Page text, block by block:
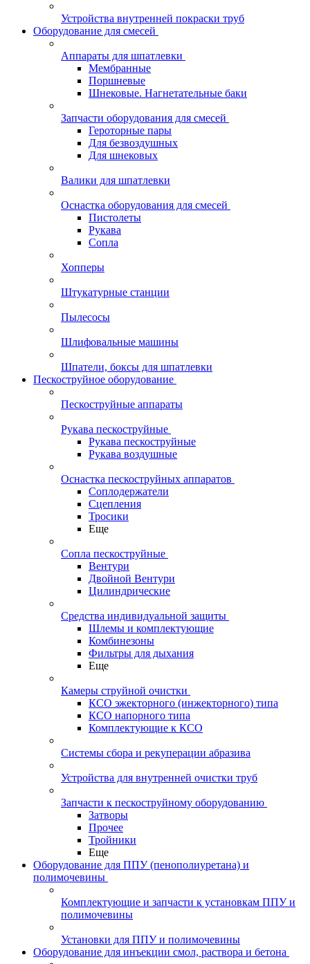
Устройства внутренней покраски труб
Оборудование для смесей
Аппараты для шпатлевки
Мембранные
Поршневые
Шнековые. Нагнетательные баки
Запчасти оборудования для смесей
Героторные пары
Для безвоздушных
Для шнековых
Валики для шпатлевки
Оснастка оборудования для смесей
Пистолеты
Рукава
Сопла
Хопперы
Штукатурные станции
Пылесосы
Шлифовальные машины
Шпатели, боксы для шпатлевки
Пескоструйное оборудование
Пескоструйные аппараты
Рукава пескоструйные
Рукава пескоструйные
Рукава воздушные
Оснастка пескоструйных аппаратов
Соплодержатели
Сцепления
Тросики
Еще
Сопла пескоструйные
Вентури
Двойной Вентури
Цилиндрические
Средства индивидуальной защиты
Шлемы и комплектующие
Комбинезоны
Фильтры для дыхания
Еще
Камеры струйной очистки
КСО эжекторного (инжекторного) типа
КСО напорного типа
Комплектующие к КСО
Системы сбора и рекуперации абразива
Устройства для внутренней очистки труб
Запчасти к пескоструйному оборудованию
Затворы
Прочее
Тройники
Еще
Оборудование для ППУ (пенополиуретана) и
полимочевины
Комплектующие и запчасти к установкам ППУ и
полимочевины
Установки для ППУ и полимочевины
Оборудование для инъекции смол, раствора и бетона